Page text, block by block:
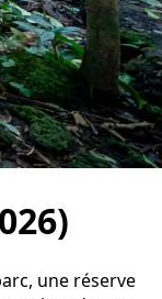
une réserve